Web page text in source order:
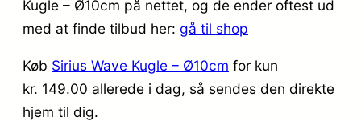
Kugle – Ø10cm på nettet, og de ender oftest ud
med at finde tilbud her: gå til shop
Køb Sirius Wave Kugle – Ø10cm for kun
kr. 149.00 allerede i dag, så sendes den direkte
hjem til dig.